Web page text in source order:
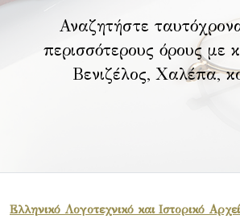
Αναζητήστε
περισσότερους όρους
Βενιζέλος, Χαλέπα,
Ελληνικό Λογοτεχνικό και Ιστορικό